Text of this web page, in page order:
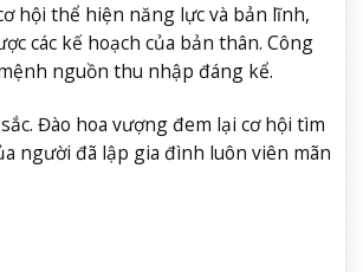
hội thể hiện năng lực và bản lĩnh,
các kế hoạch của bản thân. Công
nguồn thu nhập đáng kể.
Đào hoa vượng đem lại cơ hội tìm
người đã lập gia đình luôn viên mãn